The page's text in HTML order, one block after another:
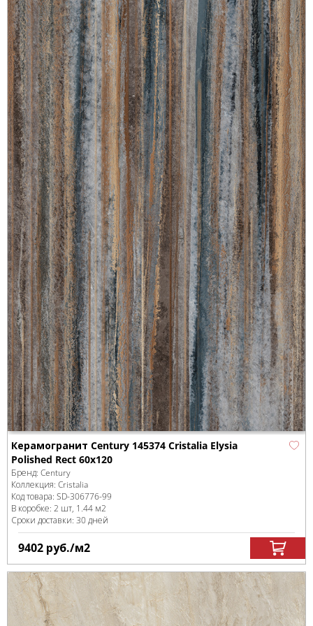
Керамогранит Century 145374 Cristalia Elysia
Polished Rect 60x120
Бренд: Century
Коллекция: Cristalia
Код товара: SD-306776-99
В коробке: 2 шт, 1.44 м2
Сроки доставки: 30 дней
9402 руб./м2